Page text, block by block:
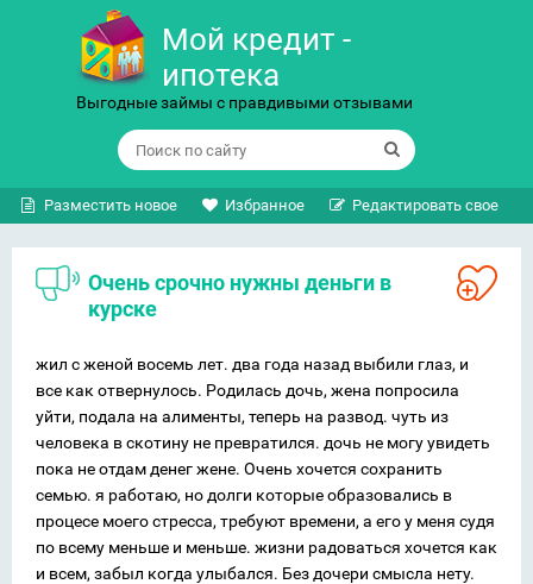
Мой кредит -
ипотека
Выгодные займы с правдивыми отзывами
Разместить новое Избранное Редактировать свое
Очень срочно нужны деньги в
курске
жил с женой восемь лет. два года назад выбили глаз, и
все как отвернулось. Родилась дочь, жена попросила
уйти, подала на алименты, теперь на развод. чуть из
человека в скотину не превратился. дочь не могу увидеть
пока не отдам денег жене. Очень хочется сохранить
семью. я работаю, но долги которые образовались в
процесе моего стресса, требуют времени, а его у меня судя
по всему меньше и меньше. жизни радоваться хочется как
и всем, забыл когда улыбался. Без дочери смысла нету.